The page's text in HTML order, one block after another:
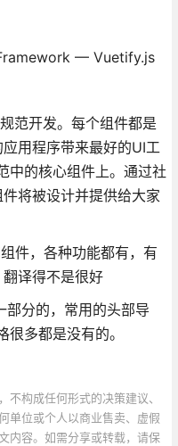
— Vuetify.js
范开发。每个组件都是
用程序带来最好的UI工
中的核心组件上。通过社
将被设计并提供给大家
件，各种功能都有，有
译得不是很好
部分的，常用的头部导
多都是没有的。
构成任何形式的决策建议、
单位或个人以商业售卖、虚假
内容。如需分享或转载，请保